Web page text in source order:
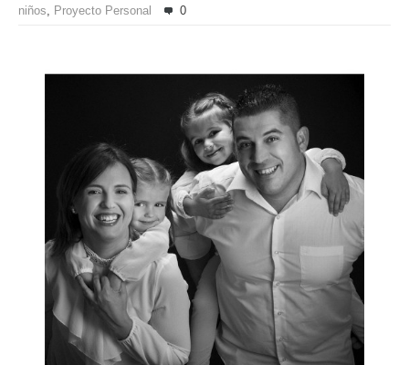
niños, Proyecto Personal 0